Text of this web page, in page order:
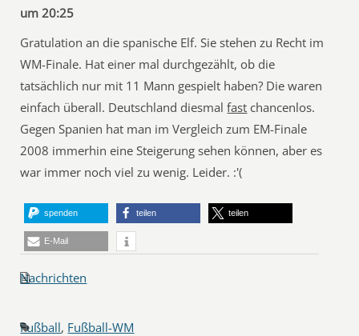
um 20:25
Gratulation an die spanische Elf. Sie stehen zu Recht im
WM-Finale. Hat einer mal durchgezählt, ob die
tatsächlich nur mit 11 Mann gespielt haben? Die waren
einfach überall. Deutschland diesmalfast chancenlos.
Gegen Spanien hat man im Vergleich zum EM-Finale
2008 immerhin eine Steigerung sehen können, aber es
war immer noch viel zu wenig. Leider. :'(
spenden teilen teilen
E-Mail
Nachrichten
Fußball, Fußball-WM